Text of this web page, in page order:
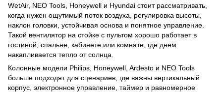
WetAir, NEO Tools, Honeywell и Hyundai стоит рассматривать,
когда нужен ощутимый поток воздуха, регулировка высоты,
наклон головки, устойчивая основа и понятное управление.
Такой вентилятор на стойке с пультом хорошо работает в
гостиной, спальне, кабинете или комнате, где днем
накапливается тепло от солнца.
Колонные модели Philips, Honeywell, Ardesto и NEO Tools
больше подходят для сценариев, где важны вертикальный
корпус, электронное управление, таймер и равномерное